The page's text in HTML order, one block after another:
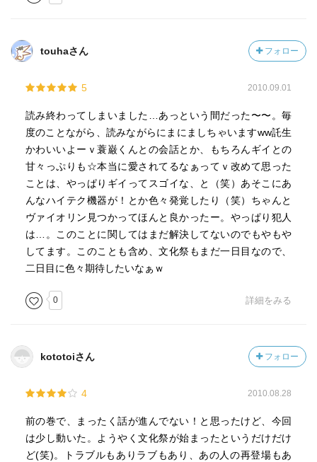
touhaさん フォロー
5 2010.09.01
読み終わってしまいました…あっという間だった〜〜。毎
度のことながら、読みながらにまにましちゃいますww託生
かわいいよーｖ蓑巌くんとの会話とか、もちろんギイとの
甘々っぷりも☆本当に愛されてるなぁってｖ改めて思った
ことは、やっぱりギイってスゴイな、と（笑）あそこにあ
んなハイテク機器が！とか色々発覚したり（笑）ちゃんと
ヴァイオリン見つかってほんと良かったー。やっぱり犯人
は…。このことに関してはまだ解決してないのでもやもや
してます。このことも含め、文化祭もまだ一日目なので、
二日目に色々期待したいなぁｗ
0 詳細をみる
kototoiさん フォロー
4 2010.08.28
前の巻で、まったく話が進んでない！と思ったけど、今回
は少し動いた。ようやく文化祭が始まったというだけだけ
ど(笑)。トラブルもありラブもあり、あの人の再登場もあ